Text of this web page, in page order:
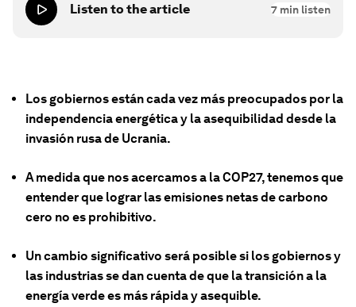
Listen to the article 7 min listen
Los gobiernos están cada vez más preocupados por la
independencia energética y la asequibilidad desde la
invasión rusa de Ucrania.
A medida que nos acercamos a la COP27, tenemos que
entender que lograr las emisiones netas de carbono
cero no es prohibitivo.
Un cambio significativo será posible si los gobiernos y
las industrias se dan cuenta de que la transición a la
energía verde es más rápida y asequible.